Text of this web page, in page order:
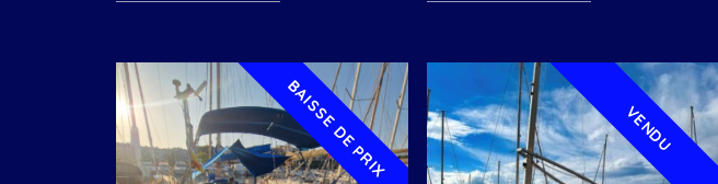
BAISSE DE PRIX VENDU